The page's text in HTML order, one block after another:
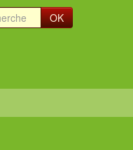
OK